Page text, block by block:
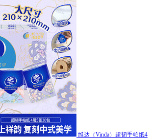
维达（Vinda）超韧手帕纸4